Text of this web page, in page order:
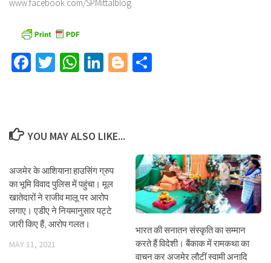
www.facebook.com/SPMittalblog
Facebook
TwitterWhatsApp
LinkedIn
Blogger
YOU MAY ALSO LIKE...
अजमेर के आशियाना हाउसिंग ग्रुप
का भूमि विवाद पुलिस में पहुंचा। मूल
खातेदारों ने राजीव मालू पर आरोप
लगाए। एडीए ने नियमानुसार पट्टे
जारी किए हैं, आरोप गलत।
MAY 11, 2021
भारत की सनातन संस्कृति का सम्मान
करते हैं विदेशी। बैंकाक में रामकथा का
वाचन कर अजमेर लौटीं स्वामी अनादि